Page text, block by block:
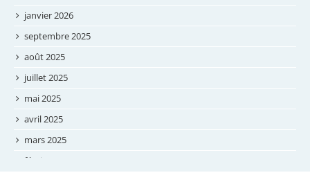
janvier 2026
septembre 2025
août 2025
juillet 2025
mai 2025
avril 2025
mars 2025
février 2025